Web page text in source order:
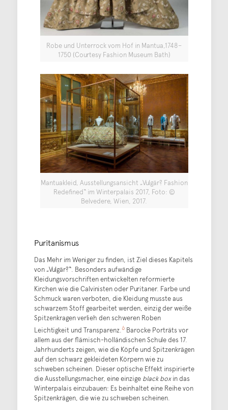
Robe und Unterrock vom Hof in Mantua,1748–
1750 (Courtesy Fashion Museum Bath)
Mantuakleid, Ausstellungsansicht „Vulgär? Fashion
Redefined“ im Winterpalais 2017, Foto: ©
Belvedere, Wien, 2017.
Puritanismus
Das Mehr im Weniger zu finden, ist Ziel dieses Kapitels
von „Vulgär?“. Besonders aufwändige
Kleidungsvorschriften entwickelten reformierte
Kirchen wie die Calvinisten oder Puritaner. Farbe und
Schmuck waren verboten, die Kleidung musste aus
schwarzem Stoff gearbeitet werden, einzig der weiße
Spitzenkragen verlieh den schweren Roben
Leichtigkeit und Transparenz.6Barocke Porträts vor
allem aus der flämisch-holländischen Schule des 17.
Jahrhunderts zeigen, wie die Köpfe und Spitzenkrägen
auf den schwarz gekleideten Körpern wie zu
schweben scheinen. Dieser optische Effekt inspirierte
die Ausstellungsmacher, eine einzige black boxin das
Winterpalais einzubauen: Es beinhaltet eine Reihe von
Spitzenkrägen, die wie zu schweben scheinen.